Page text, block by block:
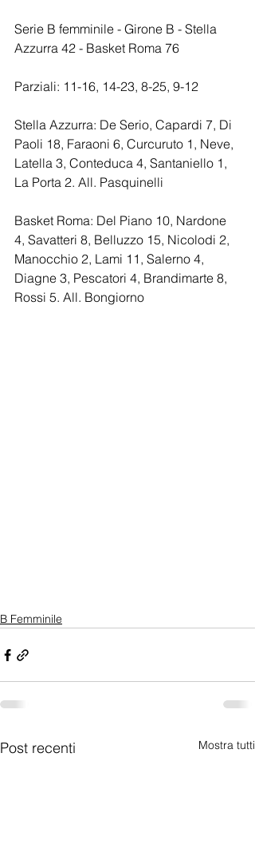
Serie B femminile - Girone B - Stella
Azzurra 42 - Basket Roma 76
Parziali: 11-16, 14-23, 8-25, 9-12
Stella Azzurra: De Serio, Capardi 7, Di
Paoli 18, Faraoni 6, Curcuruto 1, Neve,
Latella 3, Conteduca 4, Santaniello 1,
La Porta 2. All. Pasquinelli
Basket Roma: Del Piano 10, Nardone
4, Savatteri 8, Belluzzo 15, Nicolodi 2,
Manocchio 2, Lami 11, Salerno 4,
Diagne 3, Pescatori 4, Brandimarte 8,
Rossi 5. All. Bongiorno
B Femminile
Post recenti Mostra tutti